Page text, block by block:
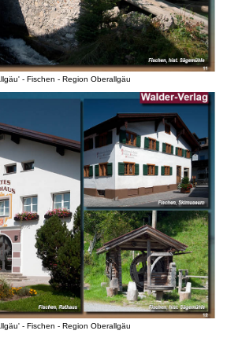
- Fischen - Region Oberallgäu
- Fischen - Region Oberallgäu